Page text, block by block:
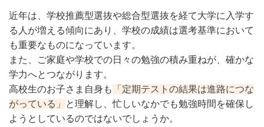
近年は、学校推薦型選抜や総合型選抜を経て大学に入学す
る人が増える傾向にあり、学校の成績は選考基準において
も重要なものになっています。
また、ご家庭や学校での日々の勉強の積み重ねが、確かな
学力へとつながります。
高校生のお子さま自身も
「定期テストの結果は進路につな
がっている」
と理解し、忙しいなかでも勉強時間を確保し
ようとしているのではないでしょうか。